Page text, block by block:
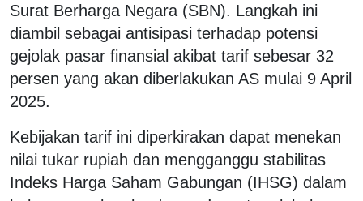
Surat Berharga Negara (SBN). Langkah ini
diambil sebagai antisipasi terhadap potensi
gejolak pasar finansial akibat tarif sebesar 32
persen yang akan diberlakukan AS mulai 9 April
2025.
Kebijakan tarif ini diperkirakan dapat menekan
nilai tukar rupiah dan mengganggu stabilitas
Indeks Harga Saham Gabungan (IHSG) dalam